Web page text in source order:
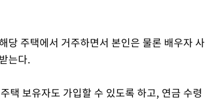
당 주택에서 거주하면서 본인은 물론 배우자 사
는다.
택 보유자도 가입할 수 있도록 하고, 연금 수령